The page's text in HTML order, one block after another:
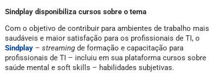
Sindplay disponibiliza cursos sobre o tema
Com o objetivo de contribuir para ambientes de trabalho mais
saudáveis e maior satisfação para os profissionais de TI, o
Sindplay – streaming de formação e capacitação para
profissionais de TI – incluiu em sua plataforma cursos sobre
saúde mental e soft skills – habilidades subjetivas.